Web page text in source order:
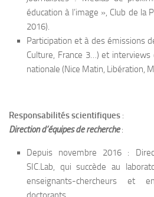
éducation à l’image », Club de la
2016).
Participation et à des émissions
Culture, France 3…) et
nationale (Nice Matin, Libération,
Responsabilités scientifiques :
Direction d’équipes de recherche:
Depuis novembre 2016 :
SIC.Lab, qui succède au
enseignants-chercheurs et